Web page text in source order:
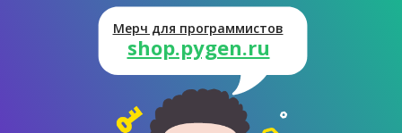
Мерч для программистов
shop.pygen.ru